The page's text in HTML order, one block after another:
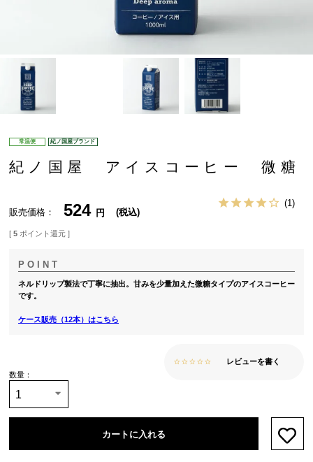
常温便 紀ノ国屋ブランド
紀ノ国屋 アイスコーヒー 微糖
販売価格 524 税込
1
[ 5 ポイント還元 ]
ネルドリップ製法で丁寧に抽出。甘みを少量加えた微糖タイプのアイスコーヒー
です。
ケース販売（12本）はこちら
レビューを書く
カートに入れる